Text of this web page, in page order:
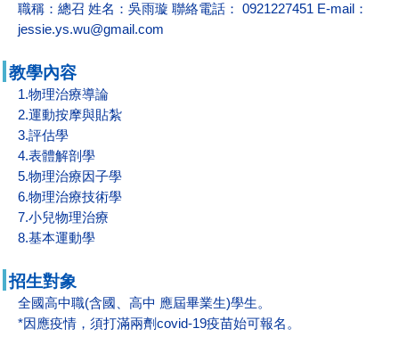
職稱：總召 姓名：吳雨璇 聯絡電話： 0921227451 E-mail：
jessie.ys.wu@gmail.com
教學內容
1.物理治療導論
2.運動按摩與貼紮
3.評估學
4.表體解剖學
5.物理治療因子學
6.物理治療技術學
7.小兒物理治療
8.基本運動學
招生對象
全國高中職(含國、高中 應屆畢業生)學生。
*因應疫情，須打滿兩劑covid-19疫苗始可報名。